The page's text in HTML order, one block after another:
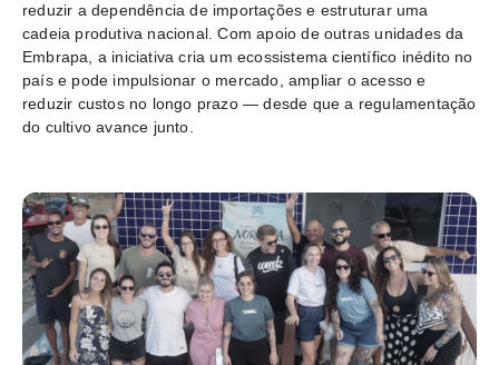
reduzir a dependência de importações e estruturar uma
cadeia produtiva nacional. Com apoio de outras unidades da
Embrapa, a iniciativa cria um ecossistema científico inédito no
país e pode impulsionar o mercado, ampliar o acesso e
reduzir custos no longo prazo — desde que a regulamentação
do cultivo avance junto.